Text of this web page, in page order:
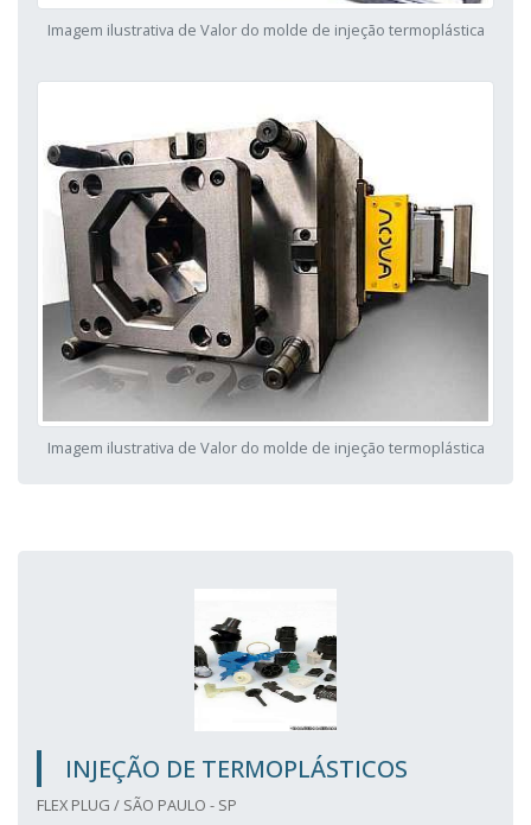
Imagem ilustrativa de Valor do molde de injeção termoplástica
Imagem ilustrativa de Valor do molde de injeção termoplástica
INJEÇÃO DE TERMOPLÁSTICOS
FLEX PLUG / SÃO PAULO - SP